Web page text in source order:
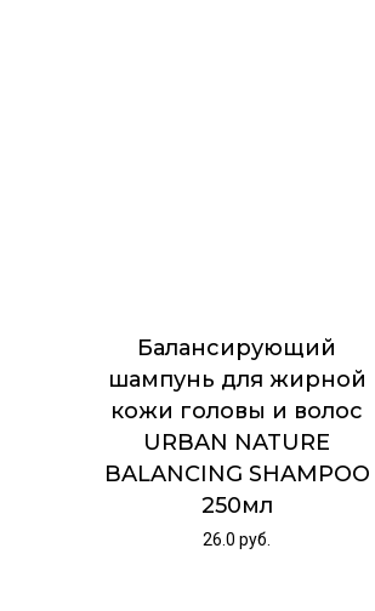
Балансирующий
шампунь для жирной
кожи головы и волос
URBAN NATURE
BALANCING SHAMPOO
250мл
26.0руб.